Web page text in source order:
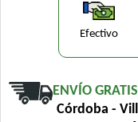
Efectivo
ENVÍO GRATIS
Córdoba -